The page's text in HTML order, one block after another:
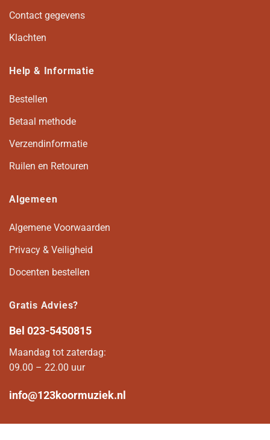
Contact gegevens
Klachten
Help & Informatie
Bestellen
Betaal methode
Verzendinformatie
Ruilen en Retouren
Algemeen
Algemene Voorwaarden
Privacy & Veiligheid
Docenten bestellen
Gratis Advies?
Bel 023-5450815
Maandag tot zaterdag:
09.00 – 22.00 uur
info@123koormuziek.nl